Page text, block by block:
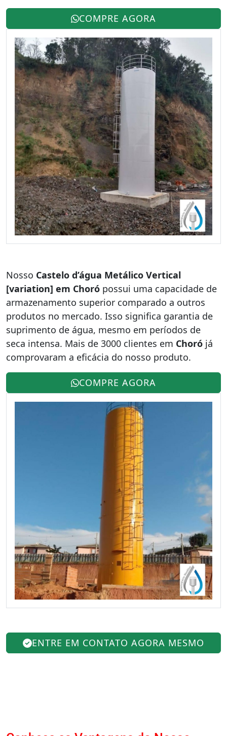
COMPRE AGORA
Nosso Castelo d’água Metálico Vertical
[variation] em Choró possui uma capacidade de
armazenamento superior comparado a outros
produtos no mercado. Isso significa garantia de
suprimento de água, mesmo em períodos de
seca intensa. Mais de 3000 clientes em Choró já
comprovaram a eficácia do nosso produto.
COMPRE AGORA
ENTRE EM CONTATO AGORA MESMO